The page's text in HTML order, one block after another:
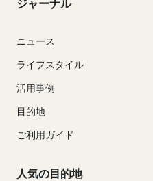
ジャーナル
ニュース
ライフスタイル
活用事例
目的地
ご利用ガイド
人気の目的地